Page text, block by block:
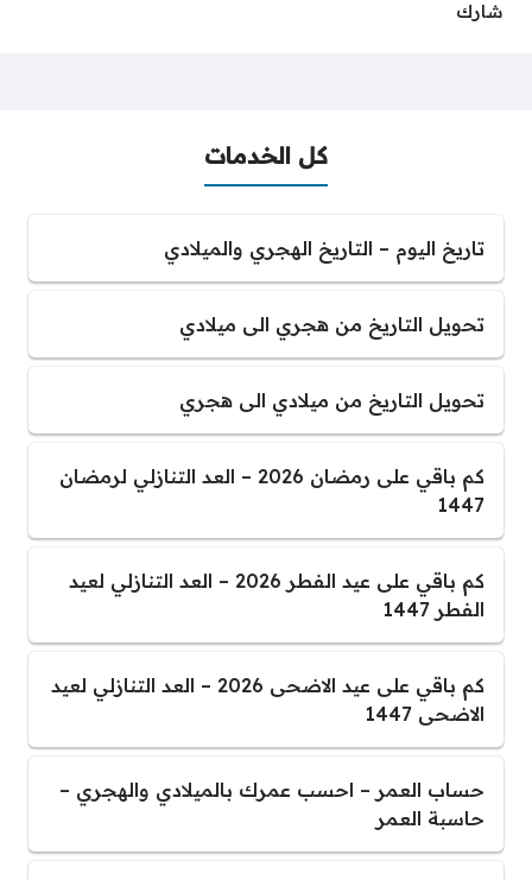
شارك
كل الخدمات
تاريخ اليوم – التاريخ الهجري والميلادي
تحويل التاريخ من هجري الى ميلادي
تحويل التاريخ من ميلادي الى هجري
كم باقي على رمضان 2026 – العد التنازلي لرمضان
1447
كم باقي على عيد الفطر 2026 – العد التنازلي لعيد
الفطر 1447
كم باقي على عيد الاضحى 2026 – العد التنازلي لعيد
الاضحى 1447
حساب العمر – احسب عمرك بالميلادي والهجري –
حاسبة العمر